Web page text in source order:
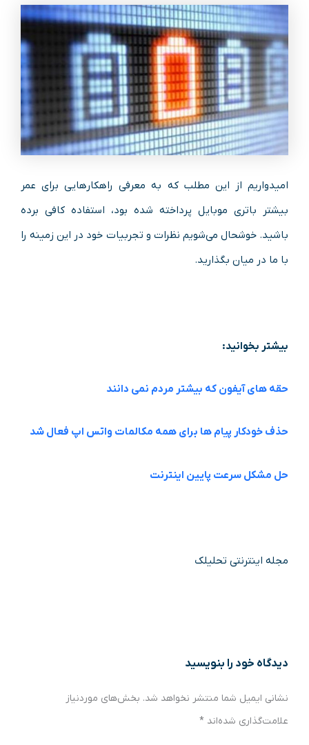
امیدواریم از این مطلب که به معرفی راهکارهایی برای عمر
بیشتر باتری موبایل پرداخته شده بود، استفاده کافی برده
باشید. خوشحال می‌شویم نظرات و تجربیات خود در این زمینه را
با ما در میان بگذارید.
بیشتر بخوانید:
حقه‌ های آیفون که بیشتر مردم نمی‌ دانند
حذف خودکار پیام‌ ها برای همه مکالمات واتس‌ اپ فعال شد
حل مشکل سرعت پایین اینترنت
مجله اینترنتی تحلیلک
دیدگاه‌ خود را بنویسید
نشانی ایمیل شما منتشر نخواهد شد. بخش‌های موردنیاز
علامت‌گذاری شده‌اند *